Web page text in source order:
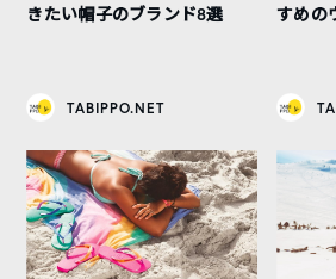
きたい帽子のブランド8選
TABIPPO.NET
すめの